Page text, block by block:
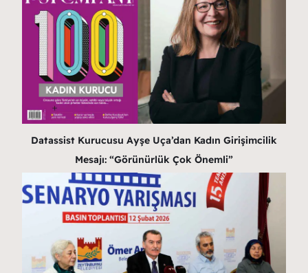
Datassist Kurucusu Ayşe Uça’dan Kadın Girişimcilik
Mesajı: “Görünürlük Çok Önemli”